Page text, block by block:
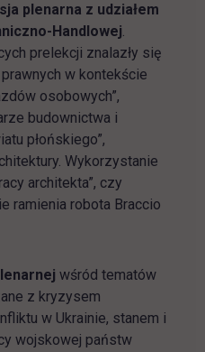
plenarna z udziałem
Handlowej.
prelekcji znalazły się
w kontekście
osobowych”,
budownictwa i
płońskiego”,
Wykorzystanie
architekta”, czy
ramienia robota Braccio
wśród tematów
z kryzysem
w Ukrainie, stanem i
wojskowej państw